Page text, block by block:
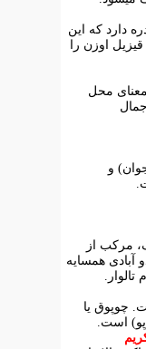
دارد که این
اوزن را
معنای محل
و
مرکب از
همسایه
چوپوق یا
است.